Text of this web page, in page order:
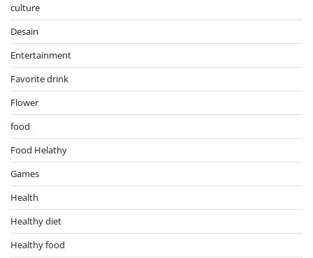
culture
Desain
Entertainment
Favorite drink
Flower
food
Food Helathy
Games
Health
Healthy diet
Healthy food